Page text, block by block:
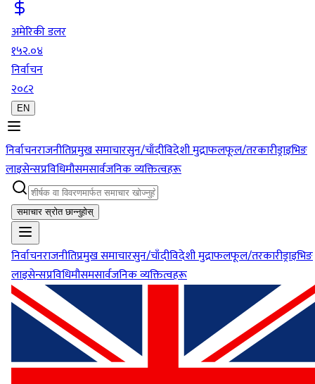
अमेरिकी डलर
१५२.०४
निर्वाचन
२०८२
EN
निर्वाचनराजनीतिप्रमुख समाचारसुन/चाँदीविदेशी मुद्राफलफूल/तरकारीड्राइभिङ
लाइसेन्सप्रविधिमौसमसार्वजनिक व्यक्तित्वहरू
समाचार स्रोत छान्नुहोस्
निर्वाचनराजनीतिप्रमुख समाचारसुन/चाँदीविदेशी मुद्राफलफूल/तरकारीड्राइभिङ
लाइसेन्सप्रविधिमौसमसार्वजनिक व्यक्तित्वहरू